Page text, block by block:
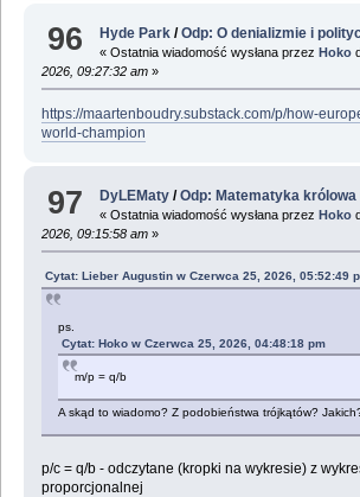
96 Hyde Park /Odp: O denializmie i
« Ostatnia wiadomość wysłana przezHoko
2026, 09:27:32 am»
https://maartenboudry.substack.com/p/how-
world-champion
97 DyLEMaty /Odp: Matematyka królowa
« Ostatnia wiadomość wysłana przez Hoko
2026, 09:15:58 am»
Cytat: Lieber Augustin w Czerwca 25, 2026, 05:52:49
ps.
Cytat: Hoko w Czerwca 25, 2026, 04:48:18 pm
m/p = q/b
A skąd to wiadomo? Z podobieństwa trójkątów?
p/c = q/b - odczytane (kropki na wykresie) z
proporcjonalnej